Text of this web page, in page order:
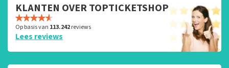
KLANTEN OVER TOPTICKETSHOP
Op basis van 113.242reviews
Lees reviews